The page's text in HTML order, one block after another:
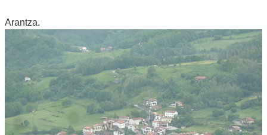
Arantza.